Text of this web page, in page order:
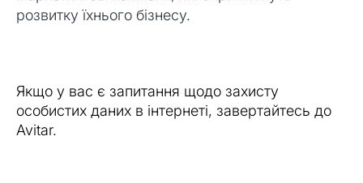
розвитку їхнього бізнесу.
Якщо у вас є запитання щодо захисту
особистих даних в інтернеті, завертайтесь до
Avitar.